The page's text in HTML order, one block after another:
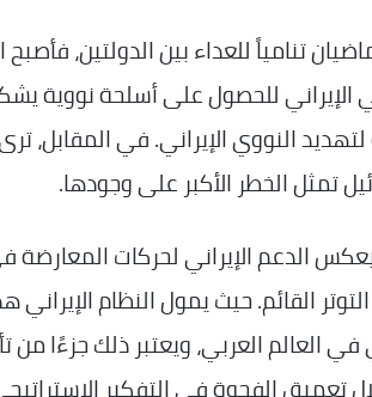
تنامياً للعداء بين الدولتين، فأصبح
الإيراني للحصول على أسلحة نووية
النووي الإيراني. في المقابل،
تمثل الخطر الأكبر على وجودها.
الدعم الإيراني لحركات
القائم. حيث يمول النظام
في العالم العربي، ويعتبر ذلك جزءًا